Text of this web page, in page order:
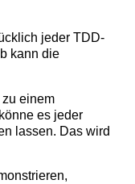
jeder TDD-
kann die
einem
es jeder
lassen. Das wird